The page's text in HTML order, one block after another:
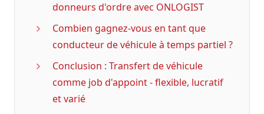
donneurs d'ordre avec ONLOGIST
Combien gagnez-vous en tant que
conducteur de véhicule à temps partiel ?
Conclusion : Transfert de véhicule
comme job d'appoint - flexible, lucratif
et varié